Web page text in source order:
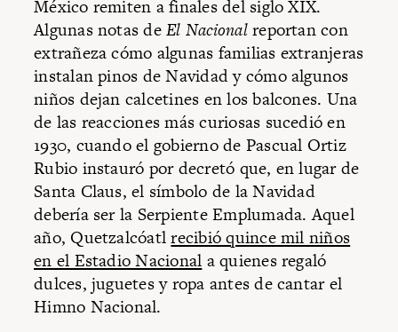
México remiten a finales del siglo XIX.
Algunas notas deEl Nacionalreportan con
extrañeza cómo algunas familias extranjeras
instalan pinos de Navidad y cómo algunos
niños dejan calcetines en los balcones. Una
de las reacciones más curiosas sucedió en
1930, cuando el gobierno de Pascual Ortiz
Rubio instauró por decretó que, en lugar de
Santa Claus, el símbolo de la Navidad
debería ser la Serpiente Emplumada. Aquel
año, Quetzalcóatlrecibió quince mil niños
en el Estadio Nacional a quienes regaló
dulces, juguetes y ropa antes de cantar el
Himno Nacional.